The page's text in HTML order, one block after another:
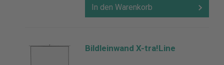
In den Warenkorb
Bildleinwand X-tra!Line